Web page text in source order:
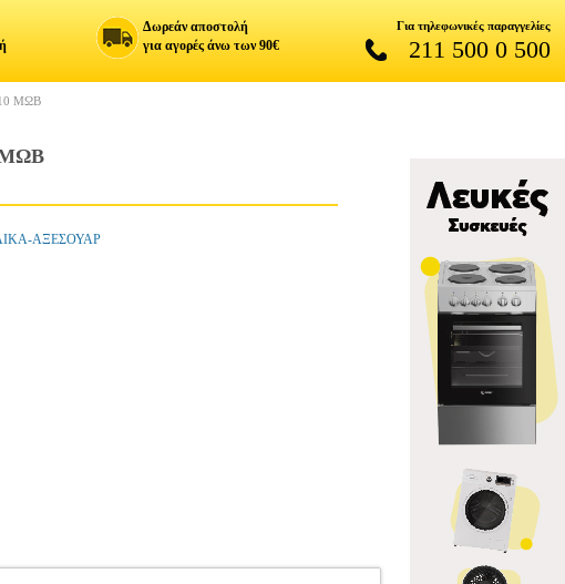
Δωρεάν αποστολή
για αγορές άνω των 90€
Για τηλεφωνικές παραγγελίες
211 500 0 500
ΜΩΒ
ΜΩΒ
ΑΞΕΣΟΥΑΡ